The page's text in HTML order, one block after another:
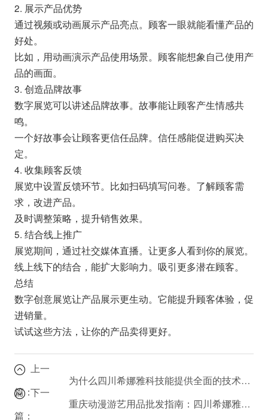
2. 展示产品优势
通过视频或动画展示产品亮点。顾客一眼就能看懂产品的
好处。
比如，用动画演示产品使用场景。顾客能想象自己使用产
品的画面。
3. 创造品牌故事
数字展览可以讲述品牌故事。故事能让顾客产生情感共
鸣。
一个好故事会让顾客更信任品牌。信任感能促进购买决
定。
4. 收集顾客反馈
展览中设置反馈环节。比如扫码填写问卷。了解顾客需
求，改进产品。
及时调整策略，提升销售效果。
5. 结合线上推广
展览期间，通过社交媒体直播。让更多人看到你的展览。
线上线下的结合，能扩大影响力。吸引更多潜在顾客。
总结
数字创意展览让产品展示更生动。它能提升顾客体验，促
进销量。
试试这些方法，让你的产品卖得更好。
上一
篇：
为什么四川希娜雅科技能提供全面的技术解决方案？
下一
篇：
重庆动漫游艺用品批发指南：四川希娜雅科技的解决方案